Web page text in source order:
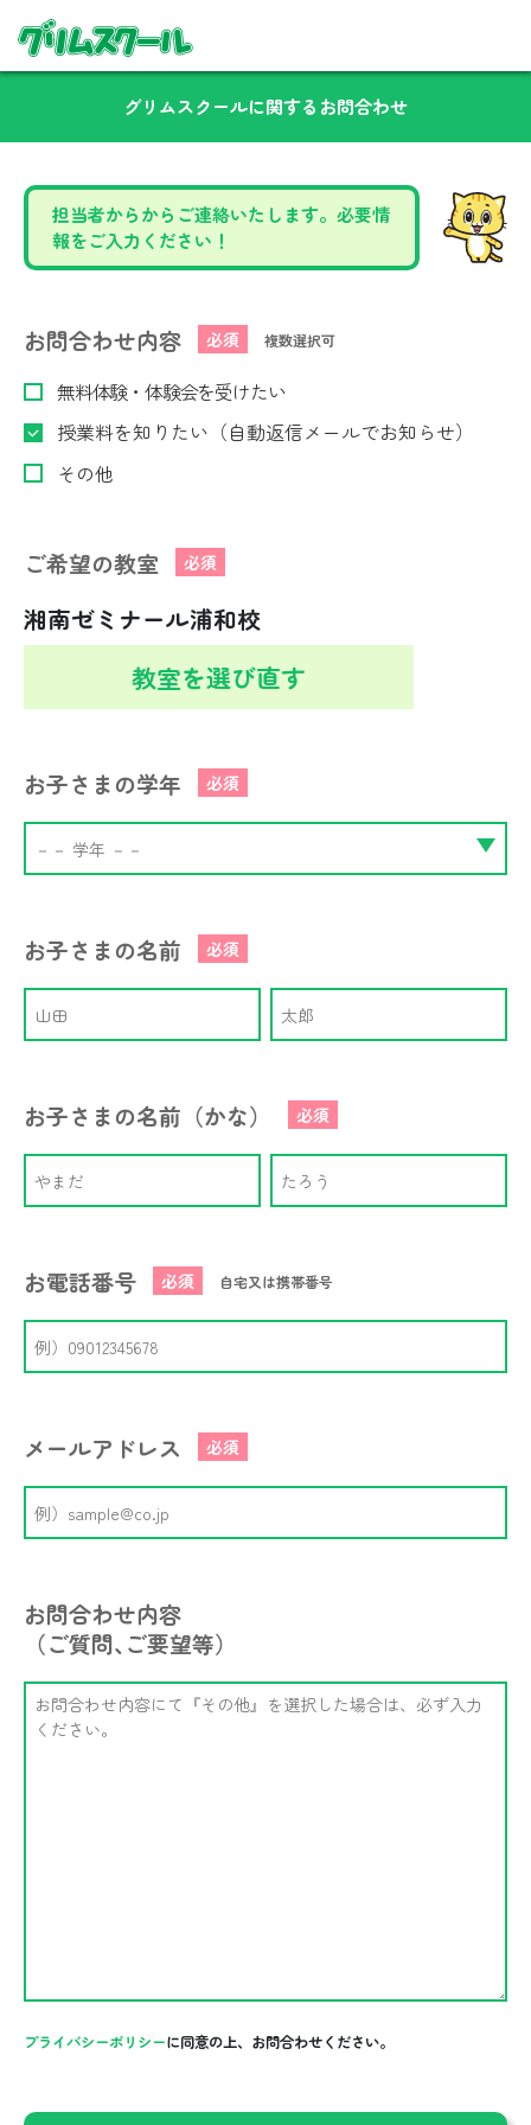
グリムスクールに関するお問合わせ
担当者からからご連絡いたします。必要情
報をご入力ください！
お問合わせ内容 必須 複数選択可
無料体験・体験会を受けたい
授業料を知りたい（自動返信メールでお知らせ）
その他
ご希望の教室 必須
湘南ゼミナール浦和校
教室を選び直す
お子さまの学年 必須
お子さまの名前 必須
お子さまの名前（かな） 必須
お電話番号 必須 自宅又は携帯番号
メールアドレス 必須
お問合わせ内容
（ご質問､ご要望等）
プライバシーポリシーに同意の上、お問合わせください。